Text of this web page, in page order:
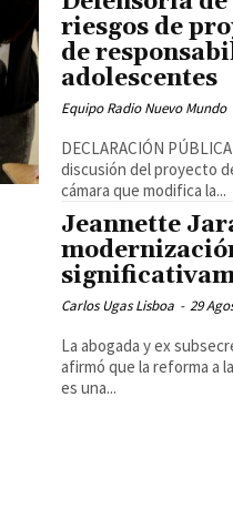
riesgos de
de
adolescentes
Equipo Radio Nuevo Mundo
DECLARACIÓN
discusión del proyecto
cámara que modifica la...
Jeannette
Carlos Ugas Lisboa - 29
La abogada y ex
afirmó que la reforma a
es una...